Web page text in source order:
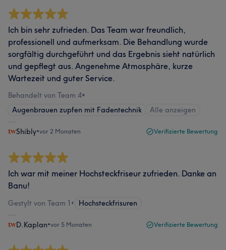
Ich bin sehr zufrieden. Das Team war freundlich,
professionell und aufmerksam. Die Behandlung wurde
sorgfältig durchgeführt und das Ergebnis sieht natürlich
und gepflegt aus. Angenehme Atmosphäre, kurze
Wartezeit und guter Service.
Behandelt von Team 4•
Augenbrauen zupfen mit Fadentechnik
Alle anzeigen
Shibly•vor 2 Monaten Verifizierte Bewertung
Ich war mit meiner Hochsteckfriseur zufrieden. Danke an
Banu!
Gestylt von Team 1 • Hochsteckfrisuren
D.Kaplan•vor 5 Monaten Verifizierte Bewertung